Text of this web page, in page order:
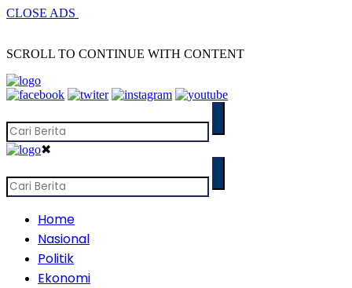
CLOSE ADS
SCROLL TO CONTINUE WITH CONTENT
✖
Home
Nasional
Politik
Ekonomi